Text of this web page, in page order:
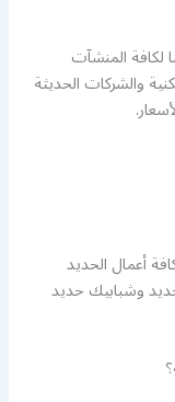
المنشآت
والشركات الحديثة
أعمال الحديد
وشبابيك حديد